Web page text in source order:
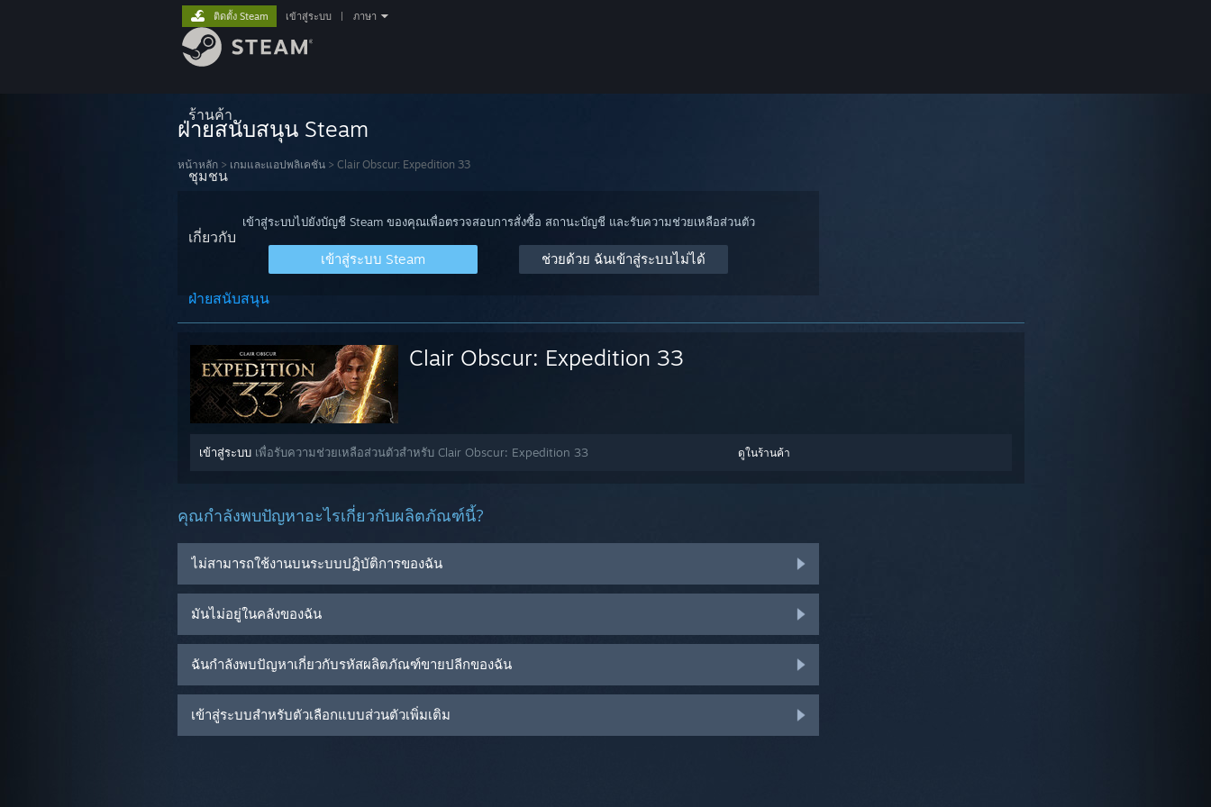
ร้านค้า
ชุมชน
เกี่ยวกับ
ฝ่ายสนับสนุน
ติดตั้ง Steam เข้าสู่ระบบ ภาษา
ฝ่ายสนับสนุน Steam
หน้าหลัก > เกมและแอปพลิเคชัน > Clair Obscur: Expedition 33
เข้าสู่ระบบไปยังบัญชี Steam ของคุณเพื่อตรวจสอบการสั่งซื้อ สถานะบัญชี และรับความช่วยเหลือส่วนตัว
เข้าสู่ระบบ Steam ช่วยด้วย ฉันเข้าสู่ระบบไม่ได้
Clair Obscur: Expedition 33
ดูในร้านค้า
เข้าสู่ระบบ เพื่อรับความช่วยเหลือส่วนตัวสำหรับ Clair Obscur: Expedition 33
คุณกำลังพบปัญหาอะไรเกี่ยวกับผลิตภัณฑ์นี้?
ไม่สามารถใช้งานบนระบบปฏิบัติการของฉัน
มันไม่อยู่ในคลังของฉัน
ฉันกำลังพบปัญหาเกี่ยวกับรหัสผลิตภัณฑ์ขายปลีกของฉัน
เข้าสู่ระบบสำหรับตัวเลือกแบบส่วนตัวเพิ่มเติม